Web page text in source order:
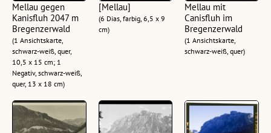
Mellau gegen
Kanisfluh 2047 m
Bregenzerwald
(1 Ansichtskarte,
schwarz-weiß, quer,
10,5 x 15 cm; 1
Negativ, schwarz-weiß,
quer, 13 x 18 cm)
[Mellau]
(6 Dias, farbig, 6,5 x 9
cm)
Mellau mit
Canisfluh im
Bregenzerwald
(1 Ansichtskarte,
schwarz-weiß, quer)